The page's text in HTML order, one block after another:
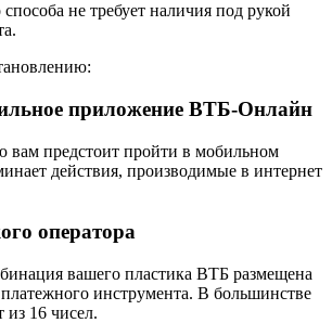
не требует наличия под рукой
приложение ВТБ-Онлайн
вам предстоит пройти в мобильном
действия, производимые в интернет
оператора
вашего пластика ВТБ размещена
инструмента. В большинстве
из 16 чисел.